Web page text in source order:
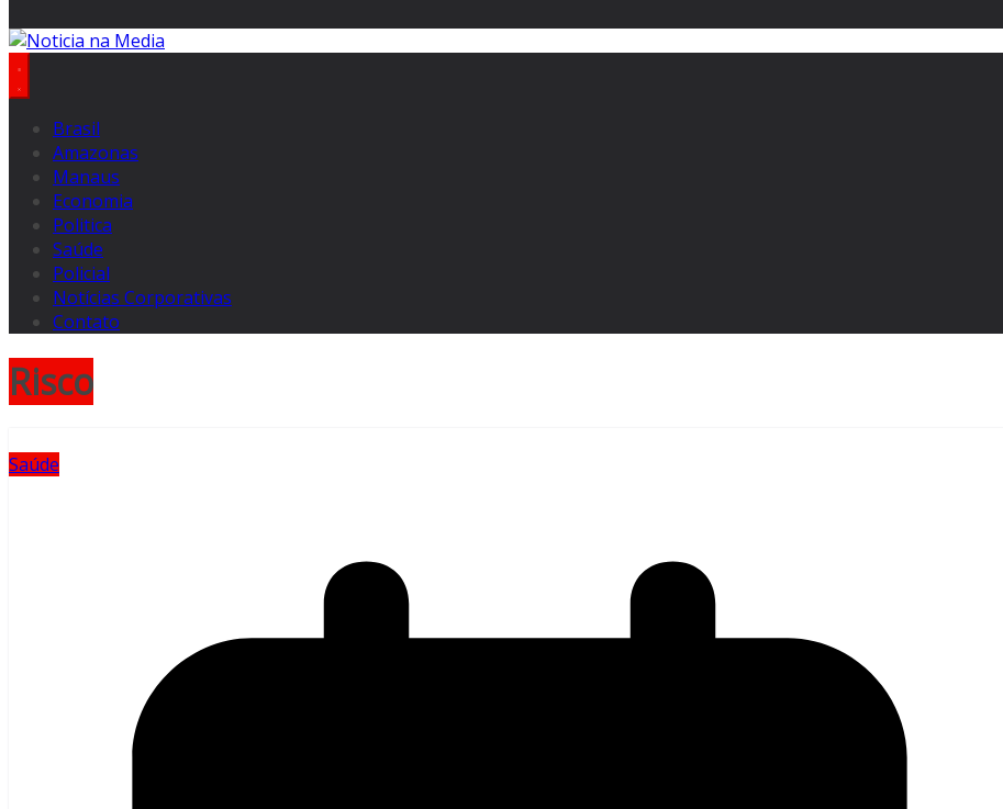
Brasil
Amazonas
Manaus
Economia
Politica
Saúde
Policial
Notícias Corporativas
Contato
Risco
Saúde